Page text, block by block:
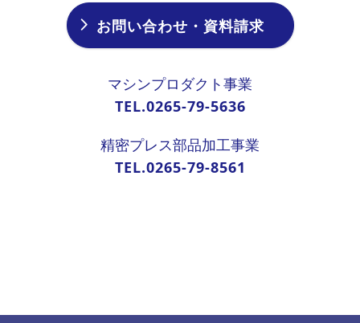
お問い合わせ・資料請求
マシンプロダクト事業
TEL.0265-79-5636
精密プレス部品加工事業
TEL.0265-79-8561